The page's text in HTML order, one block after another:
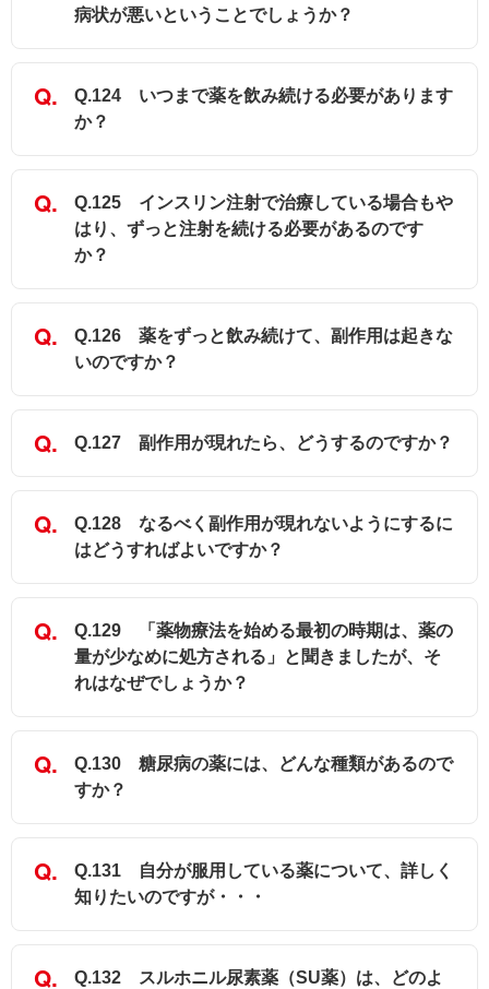
病状が悪いということでしょうか？
Q.124 いつまで薬を飲み続ける必要があります
か？
Q.125 インスリン注射で治療している場合もや
はり、ずっと注射を続ける必要があるのです
か？
Q.126 薬をずっと飲み続けて、副作用は起きな
いのですか？
Q.127 副作用が現れたら、どうするのですか？
Q.128 なるべく副作用が現れないようにするに
はどうすればよいですか？
Q.129 「薬物療法を始める最初の時期は、薬の
量が少なめに処方される」と聞きましたが、そ
れはなぜでしょうか？
Q.130 糖尿病の薬には、どんな種類があるので
すか？
Q.131 自分が服用している薬について、詳しく
知りたいのですが・・・
Q.132 スルホニル尿素薬（SU薬）は、どのよ